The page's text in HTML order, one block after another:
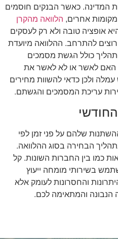
המדינה. כאשר הבנקים חוסמים
אחרים, הלוואה מהקרן
אופציה טובה ולא רק לעסקים
להתרחב. ההלוואה מיועדת
כולל הגשת מסמכים
האם לאשר או לא לאשר את
ולכן כדאי להשוות מחירים
עריכת המסמכים והגשתם.
שלהם על פני זמן לפי
הבחירה בסוג ההלוואה.
כמו בין החברות השונות. קל
בשירותי מומחה ייעוץ
והחסרונות לעומק אלא
הנבונה והמתאימה לכם.